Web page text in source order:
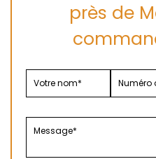
près de